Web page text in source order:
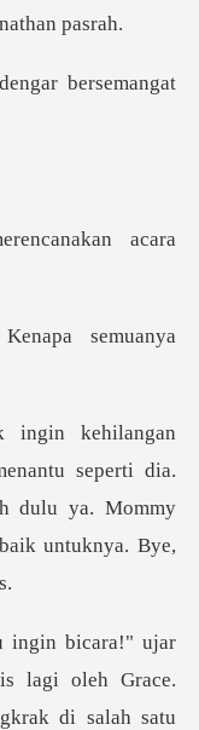
acara
seperti dia.
dulu ya. Mommy
leh Grace.
di salah satu